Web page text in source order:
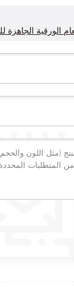
الورقية الجاهزة